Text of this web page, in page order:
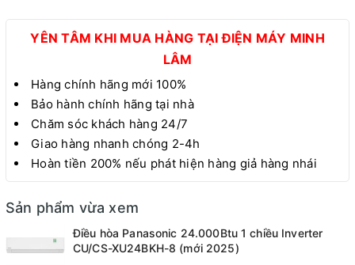
YÊN TÂM KHI MUA HÀNG TẠI ĐIỆN MÁY MINH
LÂM
Hàng chính hãng mới 100%
Bảo hành chính hãng tại nhà
Chăm sóc khách hàng 24/7
Giao hàng nhanh chóng 2-4h
Hoàn tiền 200% nếu phát hiện hàng giả hàng nhái
Sản phẩm vừa xem
Điều hòa Panasonic 24.000Btu 1 chiều Inverter
CU/CS-XU24BKH-8 (mới 2025)